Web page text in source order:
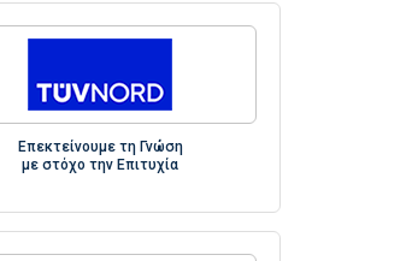
Επεκτείνουμε τη Γνώση
με στόχο την Επιτυχία